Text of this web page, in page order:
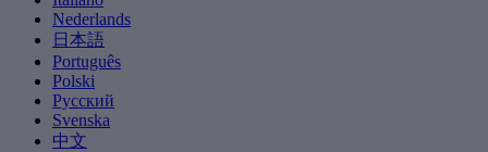
Nederlands
日本語
Português
Polski
Русский
Svenska
中文